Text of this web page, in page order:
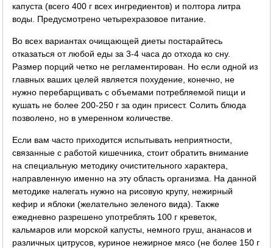
капуста (всего 400 г всех ингредиентов) и полтора литра
воды. Предусмотрено четырехразовое питание.
Во всех вариантах очищающей диеты постарайтесь
отказаться от любой еды за 3-4 часа до отхода ко сну.
Размер порций четко не регламентирован. Но если одной из
главных ваших целей является похудение, конечно, не
нужно перебарщивать с объемами потребляемой пищи и
кушать не более 200-250 г за один присест. Солить блюда
позволено, но в умеренном количестве.
Если вам часто приходится испытывать неприятности,
связанные с работой кишечника, стоит обратить внимание
на специальную методику очистительного характера,
направленную именно на эту область организма. На данной
методике налегать нужно на рисовую крупу, нежирный
кефир и яблоки (желательно зеленого вида). Также
ежедневно разрешено употреблять 100 г креветок,
кальмаров или морской капусты, немного груш, ананасов и
различных цитрусов, куриное нежирное мясо (не более 150 г